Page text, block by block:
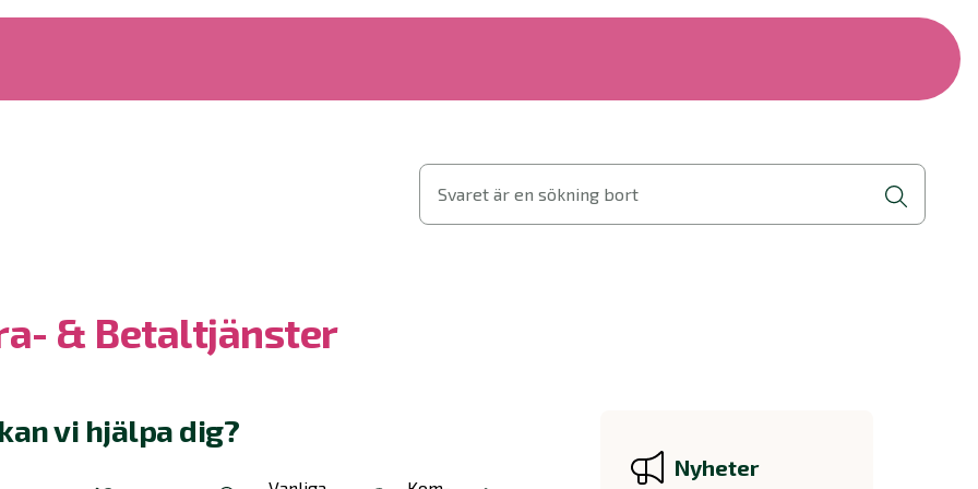
Svaret är en sökning bort
& Betaltjänster
vi hjälpa dig?
Nyheter